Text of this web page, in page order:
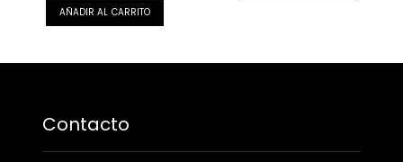
AÑADIR AL CARRITO
Contacto